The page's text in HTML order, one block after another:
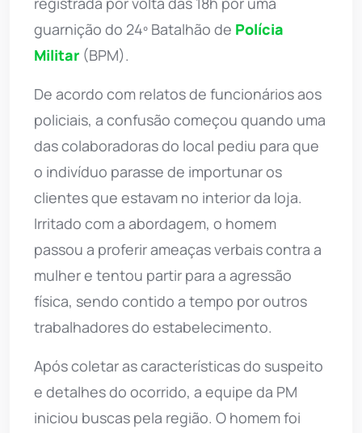
guarnição do 24º Batalhão de Polícia
Militar (BPM).
De acordo com relatos de funcionários aos
policiais, a confusão começou quando uma
das colaboradoras do local pediu para que
o indivíduo parasse de importunar os
clientes que estavam no interior da loja.
Irritado com a abordagem, o homem
passou a proferir ameaças verbais contra a
mulher e tentou partir para a agressão
física, sendo contido a tempo por outros
trabalhadores do estabelecimento.
Após coletar as características do suspeito
e detalhes do ocorrido, a equipe da PM
iniciou buscas pela região. O homem foi